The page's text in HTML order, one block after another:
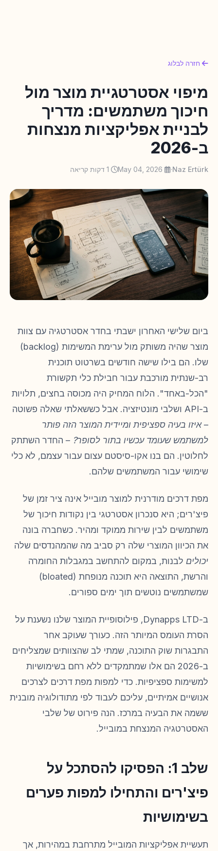
חזרה לבלוג
מיפוי אסטרטגיית מוצר מול
חיכוך משתמשים: מדריך
לבניית אפליקציות מנצחות
ב-2026
Naz Ertürk
·
ביום שלישי האחרון ישבתי בחדר אסטרטגיה עם צוות
מוצר שהיה משותק מול ערימת המשימות (backlog)
שלו. הם בילו שישה חודשים בשרטוט תוכנית
רב-שנתית מורכבת עבור חבילת כלי תקשורת
"הכל-באחד". הלוח המחיק היה מכוסה בחצים, תלויות
ב-API ושלבי מונטיזציה. אבל כששאלתי שאלה פשוטה
–איזו בעיה ספציפית ומיידית המוצר הזה פותר
למשתמש שעומד עכשיו בתור לסופר? – החדר השתתק
לחלוטין. הם בנו אקו-סיסטם עצום עבור עצמם, לא כלי
שימושי עבור המשתמשים שלהם.
מפת דרכים מודרנית למוצר מובייל אינה ציר זמן של
פיצ'רים; היא סנכרון אסטרטגי בין נקודות חיכוך של
משתמשים לבין שירות ממוקד ומהיר. כשחברה בונה
את הכיוון המוצרי שלה רק סביב מה שהמהנדסים שלה
יכולים לבנות, במקום להתחשב במגבלות החומרה
והרשת, התוצאה היא תוכנה מנופחת (bloated)
שמשתמשים נוטשים תוך ימים ספורים.
ב-Dynapps LTD, פילוסופיית המוצר שלנו נשענת על
הסרת העומס המיותר הזה. כעורך שעוקב אחר
התבגרות שוק התוכנה, שמתי לב שהצוותים שמצליחים
ב-2026 הם אלו שמתמקדים ללא רחם בשימושיות
למשימות ספציפיות. כדי למפות מפת דרכים לצרכים
אנושיים אמיתיים, עליכם לעבוד לפי מתודולוגיה מובנית
ששמה את הבעיה במרכז. הנה פירוט של שלבי
האסטרטגיה המנצחת במובייל.
שלב 1: הפסיקו להסתכל על
פיצ'רים והתחילו למפות פערים
בשימושיות
תעשיית אפליקציות המובייל מתרחבת במהירות, אך